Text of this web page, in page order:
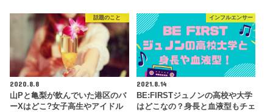
話題のこと
2020.8.8
山Pと亀梨が飲んでいた港区のバ
ーXはどこ?女子高生やアイドル
インフルエンサー
2021.8.14
BE:FIRSTジュノンの高校や大学
はどこなの？身長と血液型もチェ